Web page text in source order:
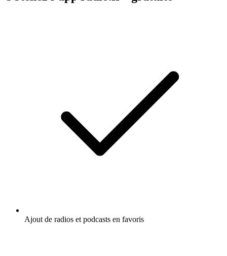
Ajout de radios et podcasts en favoris